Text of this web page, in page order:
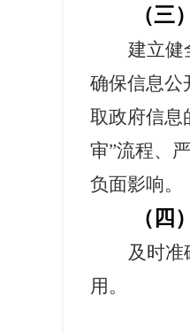
（三
建立健
确保信息公
取政府信息
审”流程、
负面影响。
（四
及时准
用。